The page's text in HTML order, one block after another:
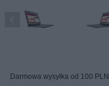
Darmowa wysyłka od 100 PLN